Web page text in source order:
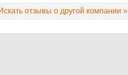
отзывы о другой компании »